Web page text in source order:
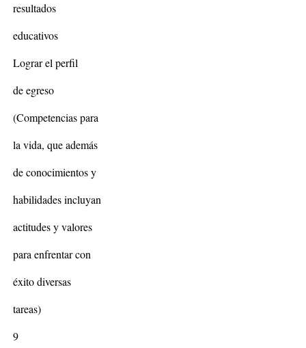
resultados
educativos
Lograr el perfil
de egreso
(Competencias para
la vida, que además
de conocimientos y
habilidades incluyan
actitudes y valores
para enfrentar con
éxito diversas
tareas)
9